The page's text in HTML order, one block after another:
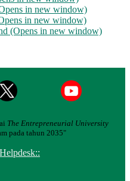
in new window)
in new window)
(Opens in new window)
The Entrepreneurial University
pada tahun 2035"